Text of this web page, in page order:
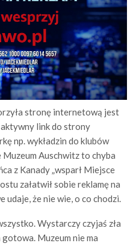
stronę internetową jest
link do strony
np. wykładzin do klubów
Auschwitz to chyba
z Kanady „wsparł Miejsce
załatwił sobie reklamę na
udaje, że nie wie, o co chodzi.
Wystarczy czyjaś zła
Muzeum nie ma